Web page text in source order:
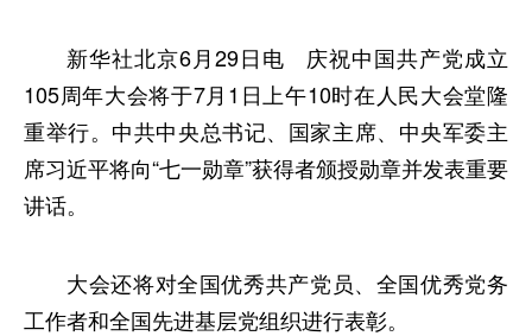
新华社北京6月29日电 庆祝中国共产党成立
105周年大会将于7月1日上午10时在人民大会堂隆
重举行。中共中央总书记、国家主席、中央军委主
席习近平将向“七一勋章”获得者颁授勋章并发表重要
讲话。
大会还将对全国优秀共产党员、全国优秀党务
工作者和全国先进基层党组织进行表彰。